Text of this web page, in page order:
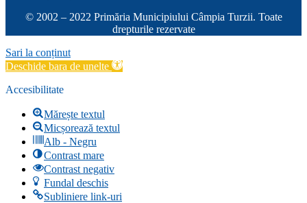
© 2002 – 2022 Primăria Municipiului Câmpia Turzii. Toate
drepturile rezervate
Sari la conținut
Deschide bara de unelte
Accesibilitate
Mărește textul
Micșorează textul
Alb - Negru
Contrast mare
Contrast negativ
Fundal deschis
Subliniere link-uri